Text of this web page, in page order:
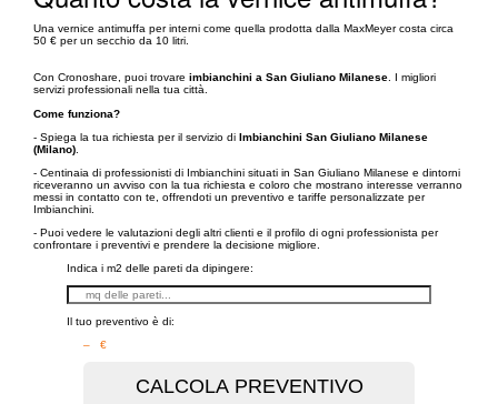
Una vernice antimuffa per interni come quella prodotta dalla MaxMeyer costa circa
50 € per un secchio da 10 litri.
Con Cronoshare, puoi trovare imbianchini a San Giuliano Milanese . I migliori
servizi professionali nella tua città.
Come funziona?
- Spiega la tua richiesta per il servizio di Imbianchini San Giuliano Milanese
(Milano)
- Centinaia di professionisti di Imbianchini situati in San Giuliano Milanese e dintorni
riceveranno un avviso con la tua richiesta e coloro che mostrano interesse verranno
messi in contatto con te, offrendoti un preventivo e tariffe personalizzate per
Imbianchini.
- Puoi vedere le valutazioni degli altri clienti e il profilo di ogni professionista per
confrontare i preventivi e prendere la decisione migliore.
Indica i m2 delle pareti da dipingere:
Il tuo preventivo è di:
– €